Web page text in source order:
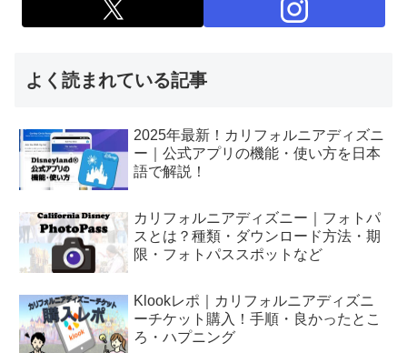
よく読まれている記事
2025年最新！カリフォルニアディズニ
ー｜公式アプリの機能・使い方を日本
語で解説！
カリフォルニアディズニー｜フォトパ
スとは？種類・ダウンロード方法・期
限・フォトパススポットなど
Klookレポ｜カリフォルニアディズニ
ーチケット購入！手順・良かったとこ
ろ・ハプニング